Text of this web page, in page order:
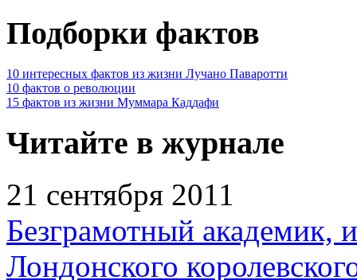
Подборки фактов
10 интересных фактов из жизни Лучано Паваротти
10 фактов о революции
15 фактов из жизни Муммара Каддафи
Читайте в журнале
21 сентября 2011
Безграмотный академик,
Лондонского